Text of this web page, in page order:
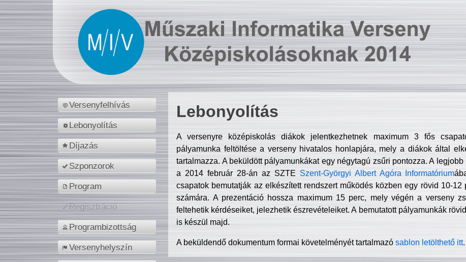
Versenyfelhívás
Lebonyolítás
Díjazás
Szponzorok
Program
Regisztráció
Programbizottság
Versenyhelyszín
Lebonyolítás
A versenyre középiskolás diákok jelentkezhetnek maximum 3 fős
pályamunka feltöltése a verseny hivatalos honlapjára, mely a diákok által
tartalmazza. A beküldött pályamunkákat egy négytagú zsűri pontozza. A
a 2014 február 28-án az SZTE Szent-Györgyi Albert Agóra Informatórium
csapatok bemutatják az elkészített rendszert működés közben egy rövid 10-
számára. A prezentáció hossza maximum 15 perc, mely végén a verseny
feltehetik kérdéseiket, jelezhetik észrevételeiket. A bemutatott pályamunkák
is készül majd.
A beküldendő dokumentum formai követelményét tartalmazósablon letölthető itt.